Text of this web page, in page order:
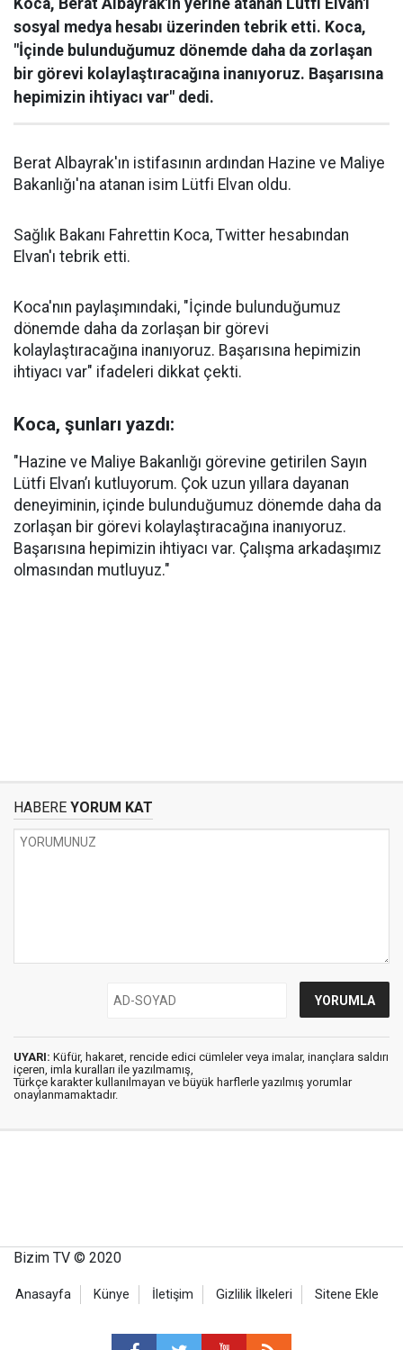
Koca, Berat Albayrak'ın yerine atanan Lütfi Elvan'ı
sosyal medya hesabı üzerinden tebrik etti. Koca,
"İçinde bulunduğumuz dönemde daha da zorlaşan
bir görevi kolaylaştıracağına inanıyoruz. Başarısına
hepimizin ihtiyacı var" dedi.
Berat Albayrak'ın istifasının ardından Hazine ve Maliye
Bakanlığı'na atanan isim Lütfi Elvan oldu.
Sağlık Bakanı Fahrettin Koca, Twitter hesabından
Elvan'ı tebrik etti.
Koca'nın paylaşımındaki, "İçinde bulunduğumuz
dönemde daha da zorlaşan bir görevi
kolaylaştıracağına inanıyoruz. Başarısına hepimizin
ihtiyacı var" ifadeleri dikkat çekti.
Koca, şunları yazdı:
"Hazine ve Maliye Bakanlığı görevine getirilen Sayın
Lütfi Elvan’ı kutluyorum. Çok uzun yıllara dayanan
deneyiminin, içinde bulunduğumuz dönemde daha da
zorlaşan bir görevi kolaylaştıracağına inanıyoruz.
Başarısına hepimizin ihtiyacı var. Çalışma arkadaşımız
olmasından mutluyuz."
HABERE YORUM KAT
UYARI: Küfür, hakaret, rencide edici cümleler veya imalar, inançlara saldırı
içeren, imla kuralları ile yazılmamış,
Türkçe karakter kullanılmayan ve büyük harflerle yazılmış yorumlar
onaylanmamaktadır.
Bizim TV © 2020
Anasayfa Künye İletişim Gizlilik İlkeleri Sitene Ekle